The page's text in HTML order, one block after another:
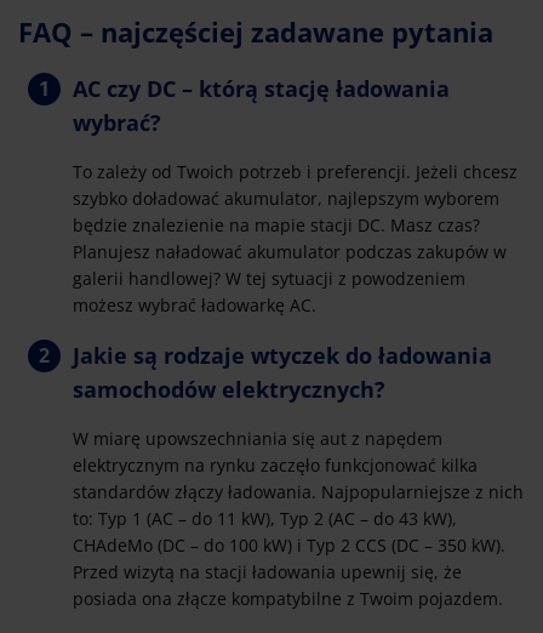
FAQ – najczęściej zadawane pytania
AC czy DC – którą stację ładowania
wybrać?
To zależy od Twoich potrzeb i preferencji. Jeżeli chcesz
szybko doładować akumulator, najlepszym wyborem
będzie znalezienie na mapie stacji DC. Masz czas?
Planujesz naładować akumulator podczas zakupów w
galerii handlowej? W tej sytuacji z powodzeniem
możesz wybrać ładowarkę AC.
Jakie są rodzaje wtyczek do ładowania
samochodów elektrycznych?
W miarę upowszechniania się aut z napędem
elektrycznym na rynku zaczęło funkcjonować kilka
standardów złączy ładowania. Najpopularniejsze z nich
to: Typ 1 (AC – do 11 kW), Typ 2 (AC – do 43 kW),
CHAdeMo (DC – do 100 kW) i Typ 2 CCS (DC – 350 kW).
Przed wizytą na stacji ładowania upewnij się, że
posiada ona złącze kompatybilne z Twoim pojazdem.